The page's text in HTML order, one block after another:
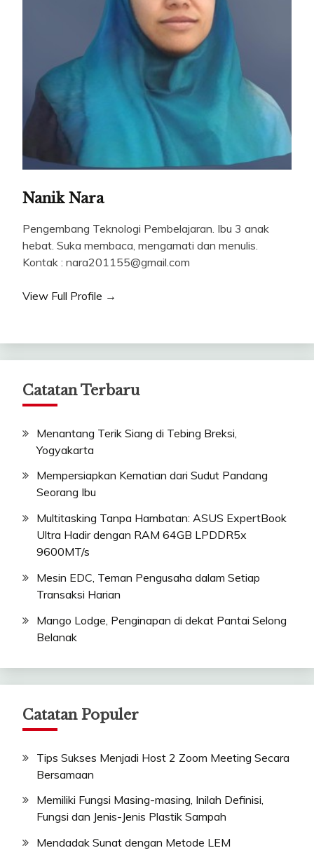
Nanik Nara
Pengembang Teknologi Pembelajaran. Ibu 3 anak
hebat. Suka membaca, mengamati dan menulis.
Kontak : nara201155@gmail.com
View Full Profile →
Catatan Terbaru
Menantang Terik Siang di Tebing Breksi,
Yogyakarta
Mempersiapkan Kematian dari Sudut Pandang
Seorang Ibu
Multitasking Tanpa Hambatan: ASUS ExpertBook
Ultra Hadir dengan RAM 64GB LPDDR5x
9600MT/s
Mesin EDC, Teman Pengusaha dalam Setiap
Transaksi Harian
Mango Lodge, Penginapan di dekat Pantai Selong
Belanak
Catatan Populer
Tips Sukses Menjadi Host 2 Zoom Meeting Secara
Bersamaan
Memiliki Fungsi Masing-masing, Inilah Definisi,
Fungsi dan Jenis-Jenis Plastik Sampah
Mendadak Sunat dengan Metode LEM